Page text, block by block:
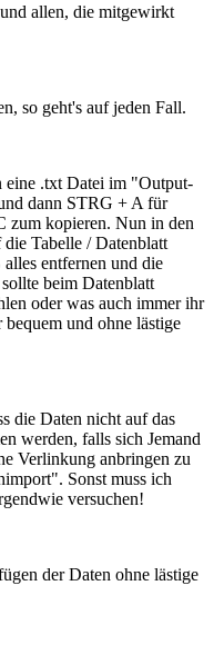
allen, die mitgewirkt
so geht's auf jeden Fall.
eine .txt Datei im "Output-
dann STRG + A für
zum kopieren. Nun in den
Tabelle / Datenblatt
entfernen und die
beim Datenblatt
oder was auch immer ihr
und ohne lästige
die Daten nicht auf das
werden, falls sich Jemand
Verlinkung anbringen zu
Sonst muss ich
versuchen!
der Daten ohne lästige